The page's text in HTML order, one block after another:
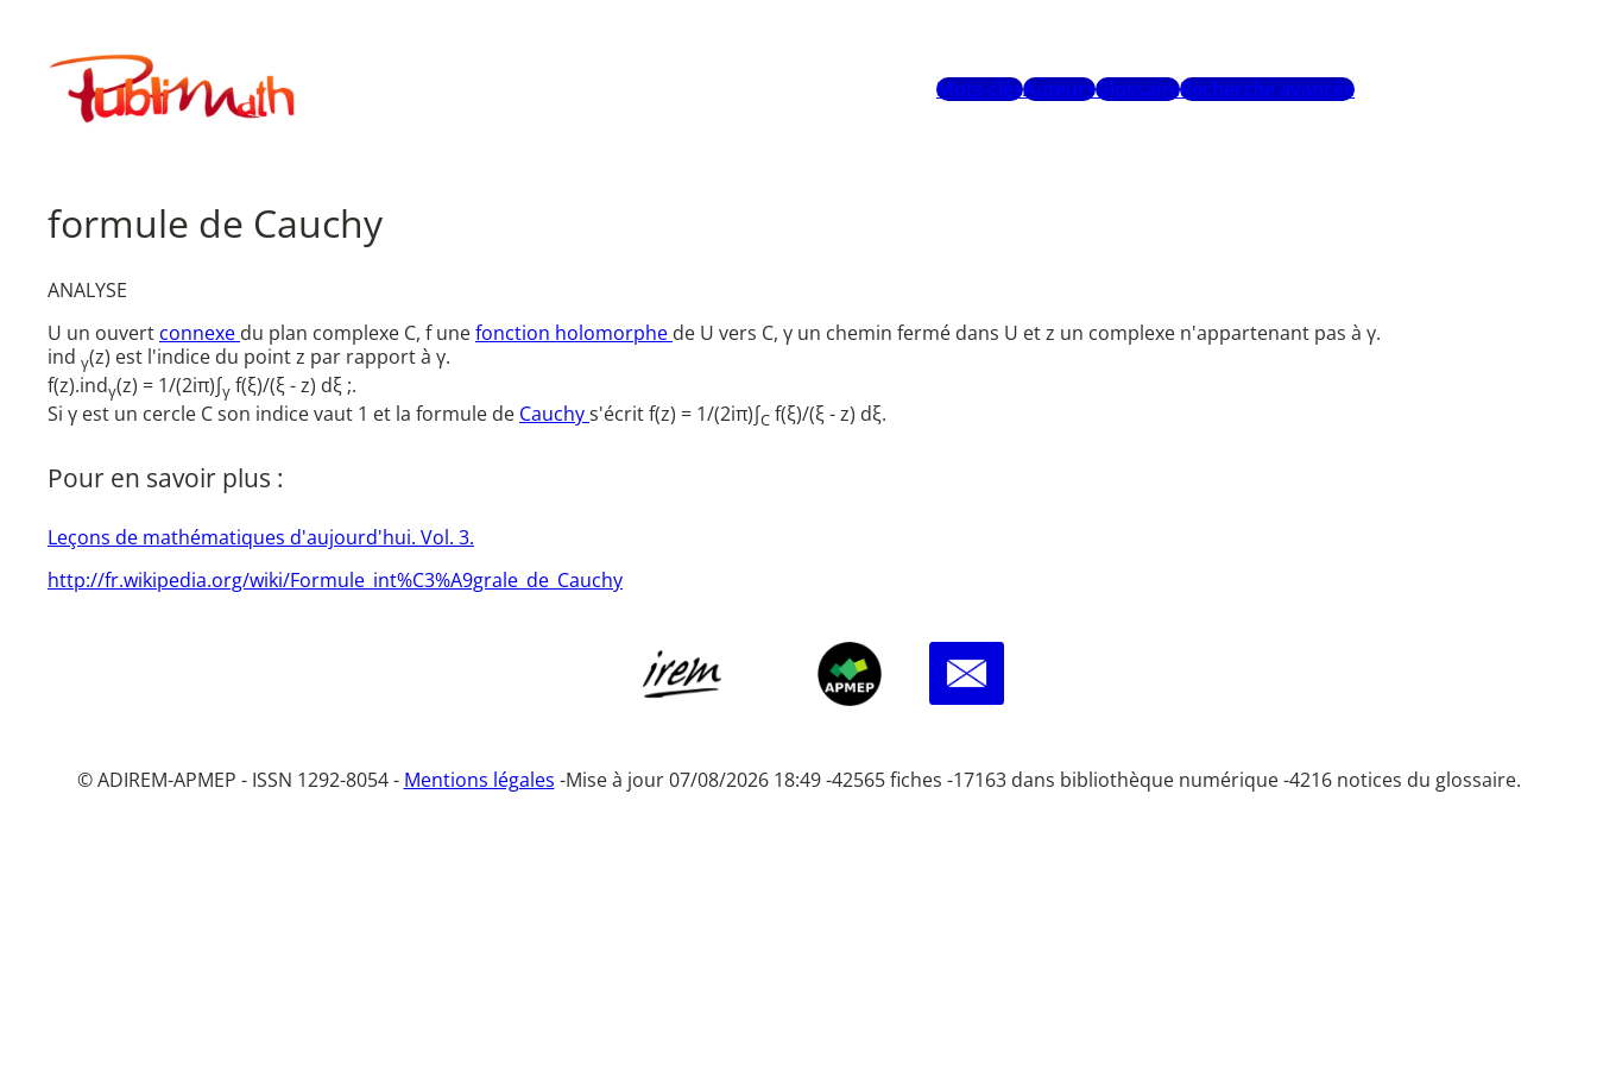
contenuPublimath
Mots-clésAuteursGlossaireRecherche avancée
formule de Cauchy
ANALYSE
U un ouvert connexe du plan complexe C, f unefonction holomorphe de U vers C, γ un chemin fermé dans U et z un complexe n'appartenant pas à γ.
ind γ(z) est l'indice du point z par rapport à γ.
f(z).indγ(z) = 1/(2iπ)∫γ f(ξ)/(ξ - z) dξ ;.
Si γ est un cercle C son indice vaut 1 et la formule de Cauchys'écrit f(z) = 1/(2iπ)∫C f(ξ)/(ξ - z) dξ.
Pour en savoir plus :
Leçons de mathématiques d'aujourd'hui. Vol. 3.
http://fr.wikipedia.org/wiki/Formule_int%C3%A9grale_de_Cauchy
© ADIREM-APMEP - ISSN 1292-8054 - Mentions légales -Mise à jour 07/08/2026 18:49 -42565 fiches -17163 dans bibliothèque numérique -4216 notices du glossaire.